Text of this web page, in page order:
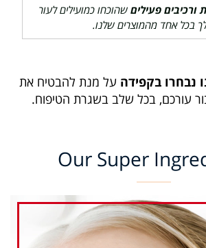
ורכיבים פעילים שהוכחו כמועילים לעור
בכל אחד מהמוצרים שלנו.
נבחרו בקפידה על מנת להבטיח את
עורכם, בכל שלב בשגרת הטיפוח.
Our Super